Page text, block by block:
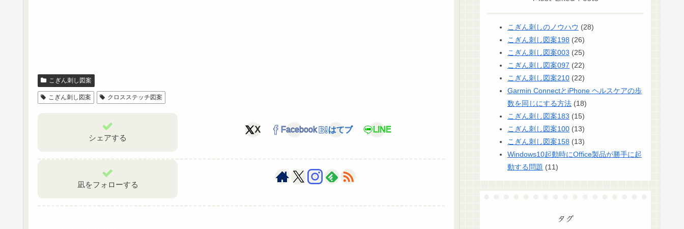
こぎん刺し図案
こぎん刺し図案 クロスステッチ図案
シェアする
X Facebook はてブ LINE
凪をフォローする
こぎん刺しのノウハウ (28)
こぎん刺し図案198 (26)
こぎん刺し図案003 (25)
こぎん刺し図案097 (22)
こぎん刺し図案210 (22)
Garmin ConnectとiPhone ヘルスケアの歩
数を同じにする方法 (18)
こぎん刺し図案183 (15)
こぎん刺し図案100 (13)
こぎん刺し図案158 (13)
Windows10起動時にOffice製品が勝手に起
動する問題 (11)
タグ